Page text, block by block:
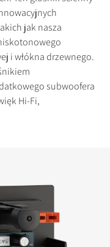
jak nasza
i włókna drzewnego.
subwoofera
Hi-Fi,